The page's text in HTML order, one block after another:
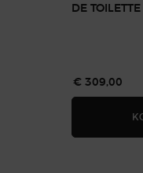
DE
€ 309,00